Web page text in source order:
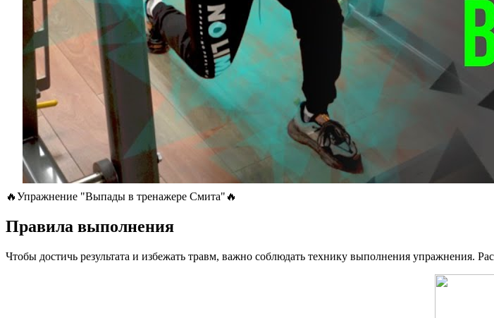
🔥Упражнение "Выпады в тренажере Смита"🔥
Правила выполнения
Чтобы достичь результата и избежать травм, важно соблюдать технику выполнения упражнения.